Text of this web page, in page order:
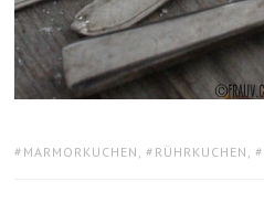
TAGS:
MARMORKUCHEN , RÜHRKUCHEN ,